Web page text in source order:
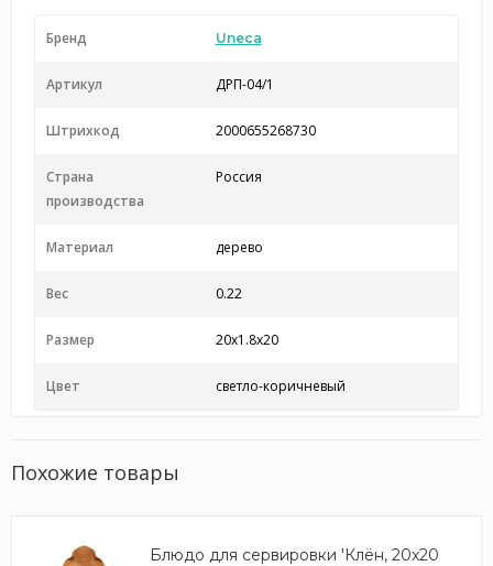
Бренд Uneca
Артикул ДРП-04/1
Штрихкод 2000655268730
Страна
производства
Россия
Материал дерево
Вес 0.22
Размер 20x1.8x20
Цвет светло-коричневый
Похожие товары
Блюдо для сервировки 'Клён, 20x20